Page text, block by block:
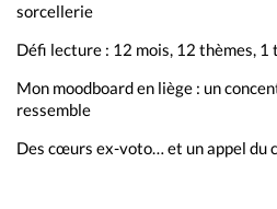
sorcellerie
Défi lecture : 12 mois, 12 thèmes, 1
Mon moodboard en liège : un
ressemble
Des cœurs ex-voto… et un appel du